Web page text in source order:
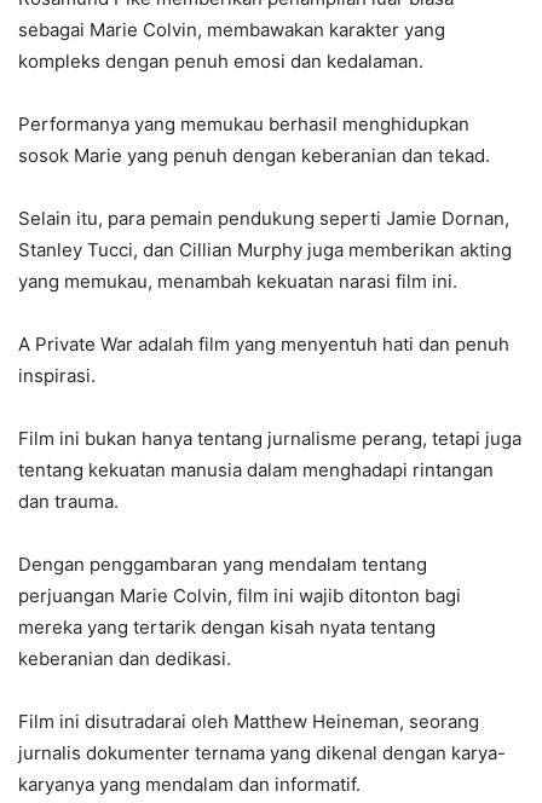
sebagai Marie Colvin, membawakan karakter yang
kompleks dengan penuh emosi dan kedalaman.
Performanya yang memukau berhasil menghidupkan
sosok Marie yang penuh dengan keberanian dan tekad.
Selain itu, para pemain pendukung seperti Jamie Dornan,
Stanley Tucci, dan Cillian Murphy juga memberikan akting
yang memukau, menambah kekuatan narasi film ini.
A Private War adalah film yang menyentuh hati dan penuh
inspirasi.
Film ini bukan hanya tentang jurnalisme perang, tetapi juga
tentang kekuatan manusia dalam menghadapi rintangan
dan trauma.
Dengan penggambaran yang mendalam tentang
perjuangan Marie Colvin, film ini wajib ditonton bagi
mereka yang tertarik dengan kisah nyata tentang
keberanian dan dedikasi.
Film ini disutradarai oleh Matthew Heineman, seorang
jurnalis dokumenter ternama yang dikenal dengan karya-
karyanya yang mendalam dan informatif.